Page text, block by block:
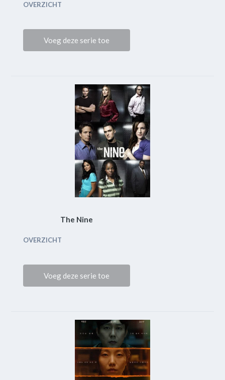
OVERZICHT
Voeg deze serie toe
The Nine
OVERZICHT
Voeg deze serie toe